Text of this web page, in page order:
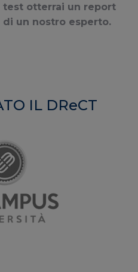
test otterrai un report
un nostro esperto.
IL DReCT